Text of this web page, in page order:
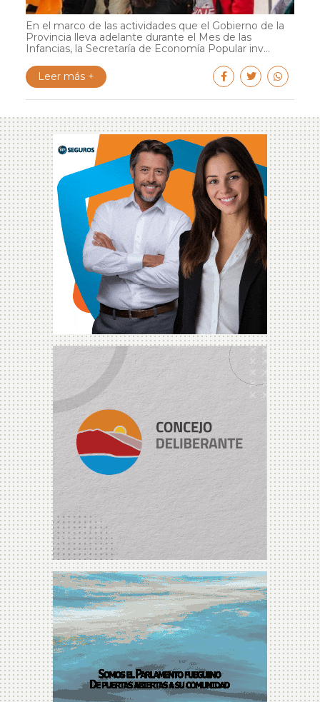
En el marco de las actividades que el Gobierno de la
Provincia lleva adelante durante el Mes de las
Infancias, la Secretaría de Economía Popular inv...
Leer más +